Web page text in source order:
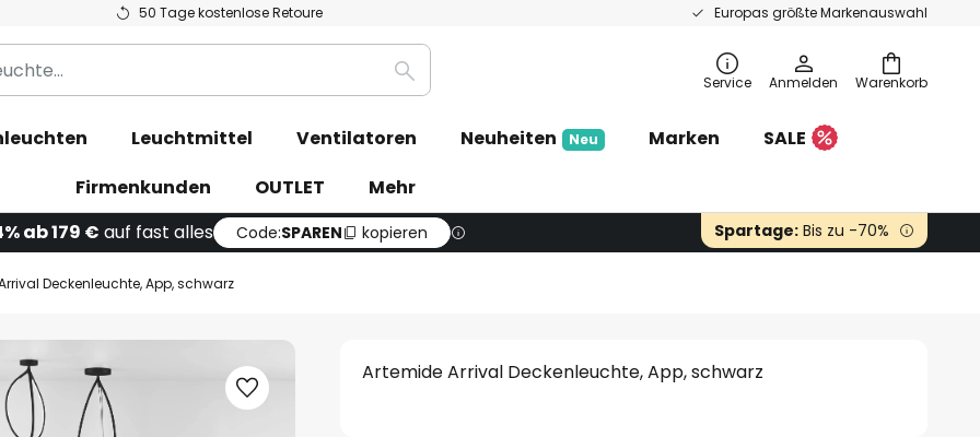
50 Tage kostenlose Retoure Europas größte Markenauswahl
Warenkorb
Suche Service Anmelden
Leuchtmittel Ventilatoren Neuheiten Neu Marken
SALE
Firmenkunden
OUTLET
Mehr
ab 179 € auf fast alles Code:SPAREN kopieren Spartage: Bis zu -70%
Deckenleuchte, App, schwarz
Artemide Arrival Deckenleuchte, App, schwarz